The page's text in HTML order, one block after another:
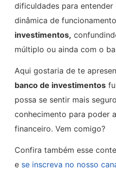
dificuldades para
dinâmica de
investimentos,
múltiplo ou ainda com o
Aqui gostaria de te
banco de investimentos
possa se sentir mais
conhecimento para poder
financeiro. Vem comigo?
Confira também esse
e se inscreva no nosso